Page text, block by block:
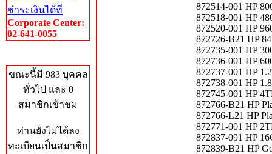
ชำระเงินได้ที่
Corporate Center:
02-641-0055
ขณะนี้มี 983 บุคคล
ทั่วไป และ 0
สมาชิกเข้าชม
ท่านยังไม่ได้ลง
ทะเบียนเป็นสมาชิก
872514-001 HP
872518-001 HP
872520-001 HP
872726-B21 HP
872735-001 HP
872736-001 HP
872737-001 HP
872738-001 HP
872745-001 HP
872766-B21 HP
872766-L21 HP
872771-001 HP
872837-091 HP
872839-B21 HP